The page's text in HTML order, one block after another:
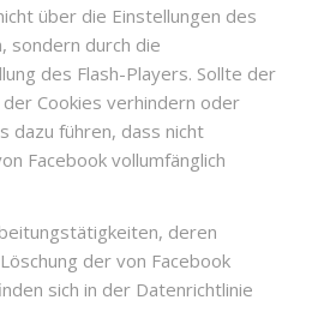
über die Einstellungen des
sondern durch die
des Flash-Players. Sollte der
Cookies verhindern oder
dazu führen, dass nicht
Facebook vollumfänglich
deren
der von Facebook
sich in der Datenrichtlinie